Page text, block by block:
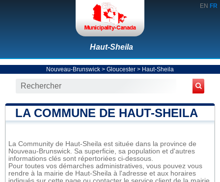
EN FR
Haut-Sheila
Nouveau-Brunswick > Gloucester > Haut-Sheila
LA COMMUNE DE HAUT-SHEILA
La Community de Haut-Sheila est située dans la province de
Nouveau-Brunswick. Sa superficie, sa population et d'autres
informations clés sont répertoriées ci-dessous.
Pour toutes vos démarches administratives, vous pouvez vous
rendre à la mairie de Haut-Sheila à l'adresse et aux horaires